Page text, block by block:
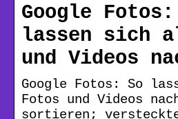
Google Fotos:
lassen sich
und Videos
Google Fotos: So
Fotos und Videos
sortieren;